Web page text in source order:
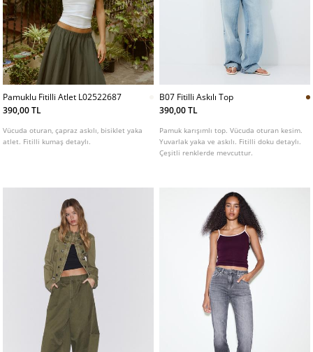
Pamuklu Fitilli Atlet L02522687
390,00 TL
Vücuda oturan, çapraz askılı, bisiklet yaka
atlet. Fitilli kumaş detaylı.
B07 Fitilli Askılı Top
390,00 TL
Pamuk karışımlı top. Vücuda oturan kesim.
Yuvarlak yaka ve askılı. Fitilli doku detaylı.
Çeşitli renklerde mevcuttur.